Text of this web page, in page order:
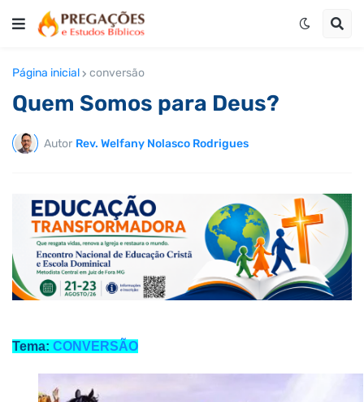
Página inicial conversão
Quem Somos para Deus?
Autor Rev. Welfany Nolasco Rodrigues
Tema: CONVERSÃO